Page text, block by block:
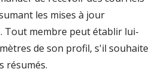
les mises à jour
Tout membre peut établir lui-
de son profil, s'il souhaite
résumés.